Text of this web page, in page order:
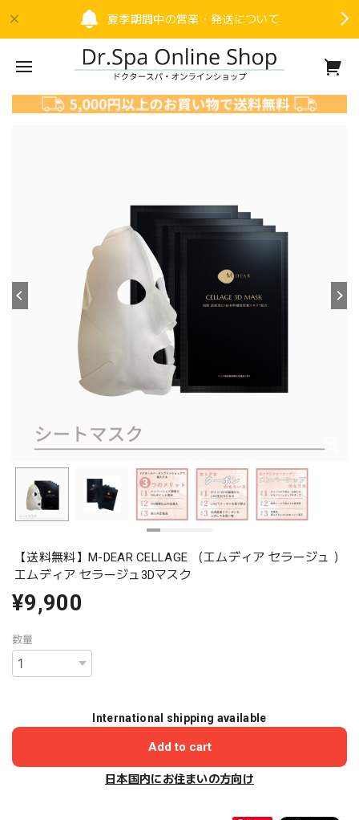
夏季期間中の営業・発送について
【送料無料】M-DEAR CELLAGE （エムディア セラージュ ）
エムディア セラージュ3Dマスク
¥9,900
数量
International shipping available
Add to cart
日本国内にお住まいの方向け